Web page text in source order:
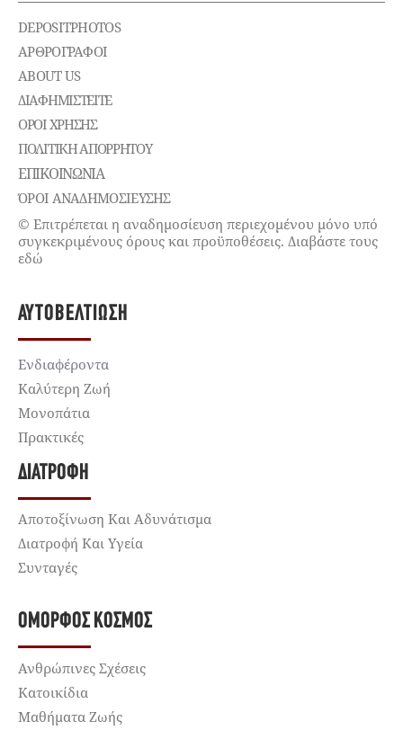
DEPOSITPHOTOS
ΑΡΘΡΟΓΡΑΦΟΙ
ABOUT US
ΔΙΑΦΗΜΙΣΤΕΊΤΕ
ΌΡΟΙ ΧΡΉΣΗΣ
ΠΟΛΙΤΙΚΉ ΑΠΟΡΡΉΤΟΥ
ΕΠΙΚΟΙΝΩΝΊΑ
ΌΡΟΙ ΑΝΑΔΗΜΟΣΙΕΥΣΗΣ
© Επιτρέπεται η αναδημοσίευση περιεχομένου μόνο υπό
συγκεκριμένους όρους και προϋποθέσεις. Διαβάστε τους
εδώ
ΑΥΤΟΒΕΛΤΊΩΣΗ
Ενδιαφέροντα
Καλύτερη Ζωή
Μονοπάτια
Πρακτικές
ΔΙΑΤΡΟΦΉ
Αποτοξίνωση Και Αδυνάτισμα
Διατροφή Και Υγεία
Συνταγές
ΌΜΟΡΦΟΣ ΚΌΣΜΟΣ
Ανθρώπινες Σχέσεις
Κατοικίδια
Μαθήματα Ζωής